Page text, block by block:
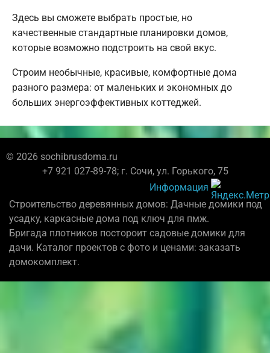
Здесь вы сможете выбрать простые, но
качественные стандартные планировки домов,
которые возможно подстроить на свой вкус.
Строим необычные, красивые, комфортные дома
разного размера: от маленьких и экономных до
больших энергоэффективных коттеджей.
© 2026 sochibrusdoma.ru
+7 921 027-89-78; г. Сочи, ул. Горького, 75
Информация
Строительство деревянных домов: Дачные домики под
усадку, каркасные дома под ключ для пмж.
Бригада плотников постороит садовые домики для
дачи. Каталог проектов с фото и ценами: заказать
домокомплект.